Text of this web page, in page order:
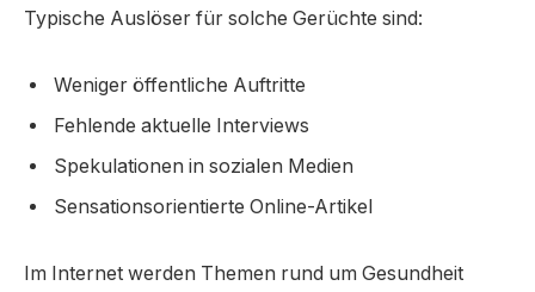
Typische Auslöser für solche Gerüchte sind:
Weniger öffentliche Auftritte
Fehlende aktuelle Interviews
Spekulationen in sozialen Medien
Sensationsorientierte Online-Artikel
Im Internet werden Themen rund um Gesundheit